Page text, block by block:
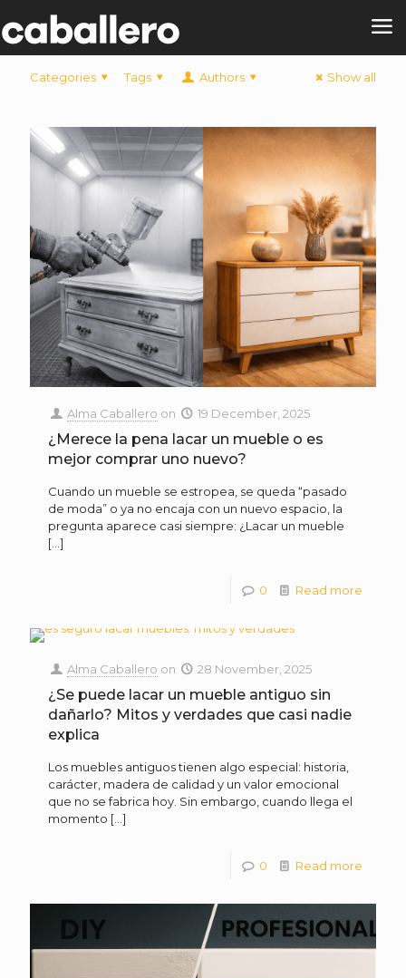
Categories Tags Authors Show all
Alma Caballero on 19 December, 2025
¿Merece la pena lacar un mueble o es
mejor comprar uno nuevo?
Cuando un mueble se estropea, se queda “pasado
de moda” o ya no encaja con un nuevo espacio, la
pregunta aparece casi siempre: ¿Lacar un mueble
[…]
0 Read more
Alma Caballero on 28 November, 2025
¿Se puede lacar un mueble antiguo sin
dañarlo? Mitos y verdades que casi nadie
explica
Los muebles antiguos tienen algo especial: historia,
carácter, madera de calidad y un valor emocional
que no se fabrica hoy. Sin embargo, cuando llega el
momento […]
0 Read more